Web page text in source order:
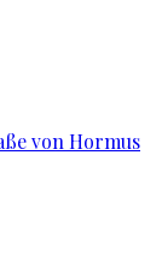
von Hormus